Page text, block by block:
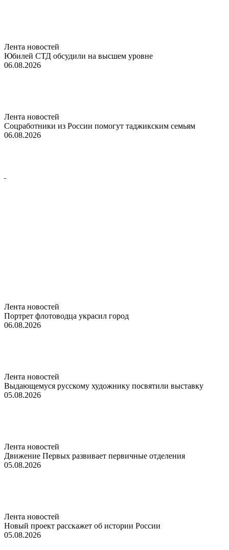
Лента новостей
Юбилей СТД обсудили на высшем уровне
06.08.2026
Лента новостей
Соцработники из России помогут таджикским семьям
06.08.2026
Лента новостей
Портрет флотоводца украсил город
06.08.2026
Лента новостей
Выдающемуся русскому художнику посвятили выставку
05.08.2026
Лента новостей
Движение Первых развивает первичные отделения
05.08.2026
Лента новостей
Новый проект расскажет об истории России
05.08.2026